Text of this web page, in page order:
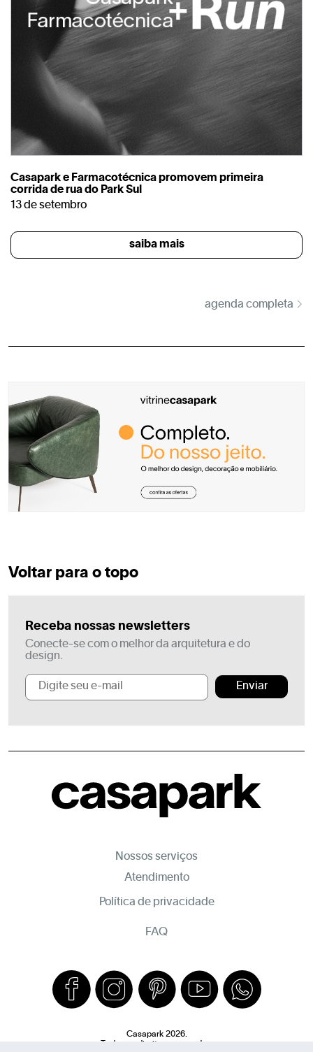
Casapark e Farmacotécnica promovem primeira
corrida de rua do Park Sul
13 de setembro
saiba mais
agenda completa
Voltar para o topo
Receba nossas newsletters
Conecte-se com o melhor da arquitetura e do
design.
Enviar
Nossos serviços
Atendimento
Política de privacidade
FAQ
Casapark 2026.
Todos os direitos reservados.